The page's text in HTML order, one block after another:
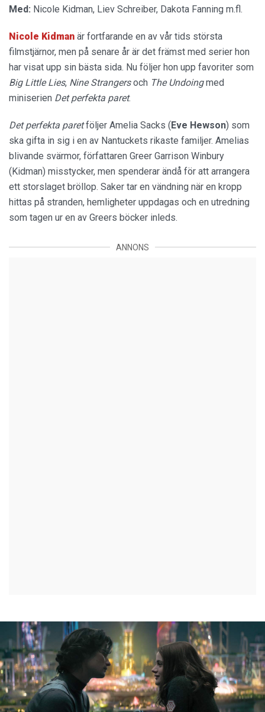
Med: Nicole Kidman, Liev Schreiber, Dakota Fanning m.fl.
Nicole Kidman är fortfarande en av vår tids största
filmstjärnor, men på senare år är det främst med serier hon
har visat upp sin bästa sida. Nu följer hon upp favoriter som
Big Little Lies, Nine Strangersoch The Undoingmed
miniserien Det perfekta paret.
Det perfekta paretföljer Amelia Sacks (Eve Hewson) som
ska gifta in sig i en av Nantuckets rikaste familjer. Amelias
blivande svärmor, författaren Greer Garrison Winbury
(Kidman) misstycker, men spenderar ändå för att arrangera
ett storslaget bröllop. Saker tar en vändning när en kropp
hittas på stranden, hemligheter uppdagas och en utredning
som tagen ur en av Greers böcker inleds.
ANNONS